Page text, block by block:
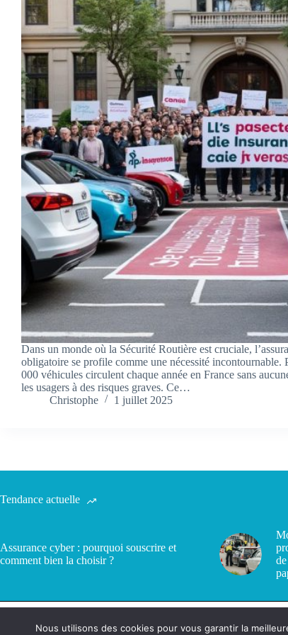
Dans un monde où la Sécurité Routière est cruciale,
obligatoire se profile comme une nécessité incontournable.
000 véhicules circulent chaque année en France sans
les usagers à des risques graves. Ce…
Christophe
1 juillet 2025
Tendance actuelle
Assurance cyber : pourquoi souscrire et
comment bien la choisir ?
Nous utilisons des cookies pour vous garantir la